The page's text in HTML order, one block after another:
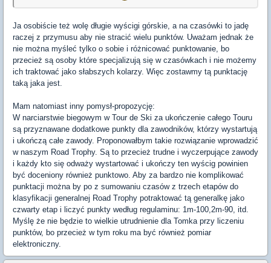
Ja osobiście też wolę długie wyścigi górskie, a na czasówki to jadę
raczej z przymusu aby nie stracić wielu punktów. Uważam jednak że
nie można myśleć tylko o sobie i różnicować punktowanie, bo
przecież są osoby które specjalizują się w czasówkach i nie możemy
ich traktować jako słabszych kolarzy. Więc zostawmy tą punktację
taką jaka jest.
Mam natomiast inny pomysł-propozycję:
W narciarstwie biegowym w Tour de Ski za ukończenie całego Touru
są przyznawane dodatkowe punkty dla zawodników, którzy wystartują
i ukończą całe zawody. Proponowałbym takie rozwiązanie wprowadzić
w naszym Road Trophy. Są to przecież trudne i wyczerpujące zawody
i każdy kto się odważy wystartować i ukończy ten wyścig powinien
być doceniony również punktowo. Aby za bardzo nie komplikować
punktacji można by po z sumowaniu czasów z trzech etapów do
klasyfikacji generalnej Road Trophy potraktować tą generalkę jako
czwarty etap i liczyć punkty według regulaminu: 1m-100,2m-90, itd.
Myślę że nie będzie to wielkie utrudnienie dla Tomka przy liczeniu
punktów, bo przecież w tym roku ma być również pomiar
elektroniczny.